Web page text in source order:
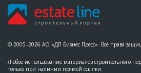
© 2005–2026 АО «ДП Бизнес Пресс». Все права
Любое использование материалов строительного
только при наличии прямой ссылки.